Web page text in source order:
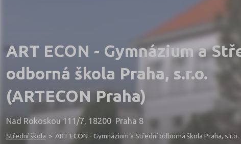
ART ECON - Gymnázium a
odborná škola Praha, s.r.o.
(ARTECON Praha)
Nad Rokoskou 111/7, 18200 Praha 8
Střední škola > ART ECON - Gymnázium a Střední odborná škola Praha, s.r.o.